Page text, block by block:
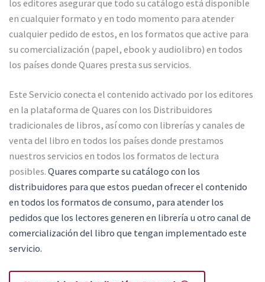
los editores asegurar que todo su catálogo está disponible
en cualquier formato y en todo momento para atender
cualquier pedido de estos, en los formatos que active para
su comercialización (papel, ebook y audiolibro) en todos
los países donde Quares presta sus servicios.
Este Servicio conecta el contenido activado por los editores
en la plataforma de Quares con los Distribuidores
tradicionales de libros, así como con librerías y canales de
venta del libro en todos los países donde prestamos
nuestros servicios en todos los formatos de lectura
posibles. Quares comparte su catálogo con los
distribuidores para que estos puedan ofrecer el contenido
en todos los formatos de consumo, para atender los
pedidos que los lectores generen en librería u otro canal de
comercialización del libro que tengan implementado este
servicio.